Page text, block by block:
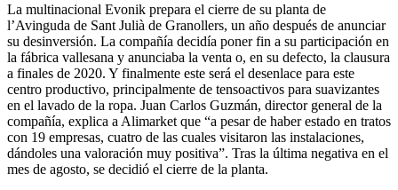
La multinacional Evonik prepara el cierre de su planta de
l’Avinguda de Sant Julià de Granollers, un año después de anunciar
su desinversión. La compañía decidía poner fin a su participación en
la fábrica vallesana y anunciaba la venta o, en su defecto, la clausura
a finales de 2020. Y finalmente este será el desenlace para este
centro productivo, principalmente de tensoactivos para suavizantes
en el lavado de la ropa. Juan Carlos Guzmán, director general de la
compañía, explica a Alimarket que “a pesar de haber estado en tratos
con 19 empresas, cuatro de las cuales visitaron las instalaciones,
dándoles una valoración muy positiva”. Tras la última negativa en el
mes de agosto, se decidió el cierre de la planta.